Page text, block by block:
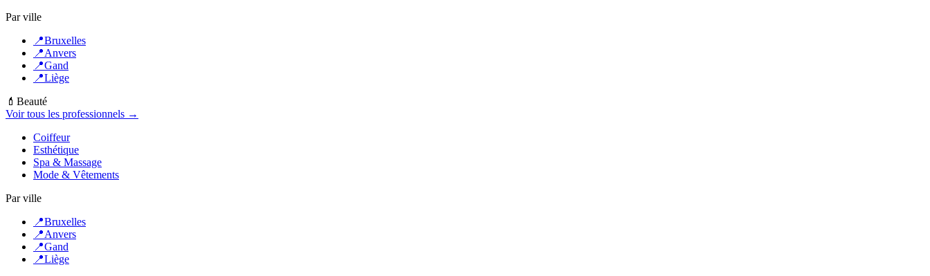
Par ville
📍Bruxelles
📍Anvers
📍Gand
📍Liège
💄 Beauté
Voir tous les professionnels →
Coiffeur
Esthétique
Spa & Massage
Mode & Vêtements
Par ville
📍Bruxelles
📍Anvers
📍Gand
📍Liège